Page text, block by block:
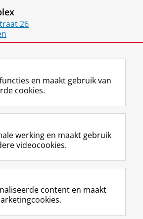
26
RUG
F
a
e
b
o
p
a
i
L
i
k
e
I
-
p
g
R
S
-
f
e
R
k
I
n
t
r
m
c
Y
o
T
e
k
a
en maakt gebruik van
cookies.
werking en maakt gebruik
videocookies.
content en maakt